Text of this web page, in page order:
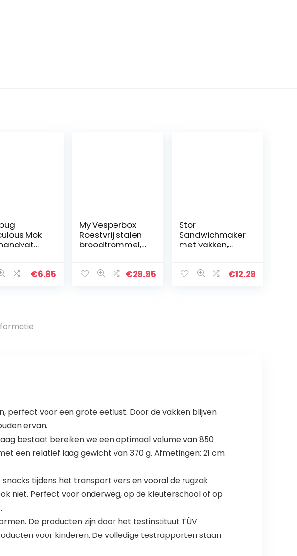
Mok
€6.85
My Vesperbox
Roestvrij stalen
broodtrommel,
robuust,
€29.95
Stor
Sandwichmaker
met vakken,
verkrijgbaar €12.29
voor een grote eetlust. Door de vakken blijven
ervan.
bestaat bereiken we een optimaal volume van 850
een relatief laag gewicht van 370 g. Afmetingen: 21 cm
tijdens het transport vers en vooral de rugzak
niet. Perfect voor onderweg, op de kleuterschool of op
De producten zijn door het testinstituut TÜV
voor kinderen. De volledige testrapporten staan